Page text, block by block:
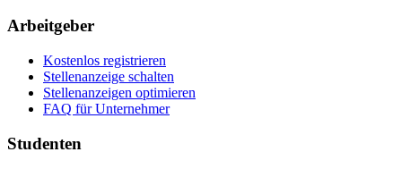
Arbeitgeber
Kostenlos registrieren
Stellenanzeige schalten
Stellenanzeigen optimieren
FAQ für Unternehmer
Studenten